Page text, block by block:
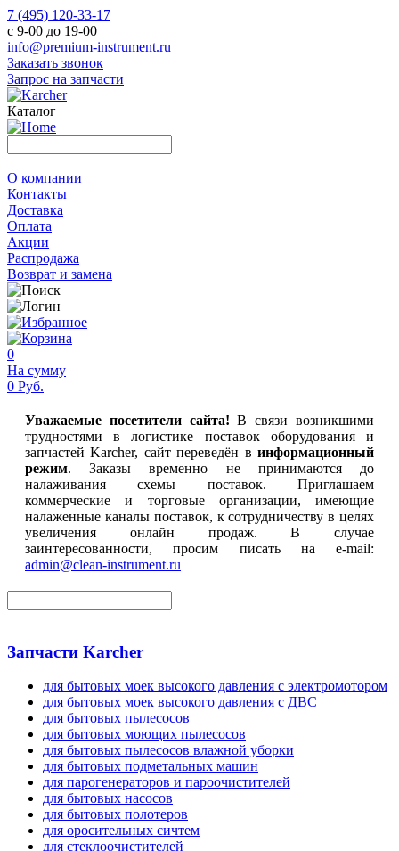
7 (495) 120-33-17
с 9-00 до 19-00
info@premium-instrument.ru
Заказать звонок
Запрос на запчасти
Каталог
О компании
Контакты
Доставка
Оплата
Акции
Распродажа
Возврат и замена
0
На сумму
0 Руб.
Уважаемые посетители сайта! В связи возникшими
трудностями в логистике поставок оборудования и
запчастей Karcher, сайт переведён в информационный
режим. Заказы временно не принимаются до
налаживания схемы поставок. Приглашаем
коммерческие и торговые организации, имеющие
налаженные каналы поставок, к сотрудничеству в целях
увеличения онлайн продаж. В случае
заинтересованности, просим писать на e-mail:
admin@clean-instrument.ru
Запчасти Karcher
для бытовых моек высокого давления с электромотором
для бытовых моек высокого давления с ДВС
для бытовых пылесосов
для бытовых моющих пылесосов
для бытовых пылесосов влажной уборки
для бытовых подметальных машин
для парогенераторов и пароочистителей
для бытовых насосов
для бытовых полотеров
для оросительных сичтем
для стеклоочистителей